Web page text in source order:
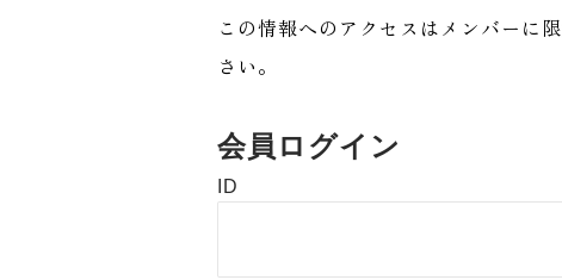
この情報へのアクセスはメンバーに
さい。
会員ログイン
ID